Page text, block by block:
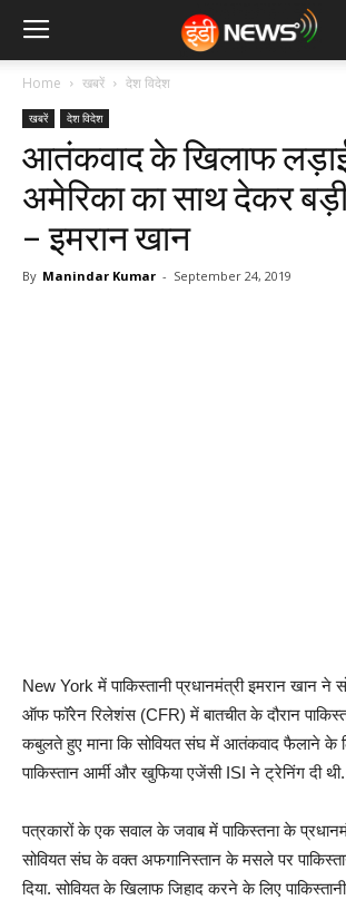
Home खबरें देश विदेश
खबरें देश विदेश
आतंकवाद के खिलाफ
अमेरिका का साथ देकर
– इमरान खान
By Manindar Kumar - September 24, 2019
New York में पाकिस्तानी प्रधानमंत्री इमरान खान ने
ऑफ फॉरेन रिलेशंस (CFR) में बातचीत के दौरान
कबुलते हुए माना कि सोवियत संघ में आतंकवाद फैलाने के
पाकिस्तान आर्मी और खुफिया एजेंसी ISI ने ट्रेनिंग दी थी.
पत्रकारों के एक सवाल के जवाब में पाकिस्तना के
सोवियत संघ के वक्त अफगानिस्तान के मसले पर
दिया. सोवियत के खिलाफ जिहाद करने के लिए